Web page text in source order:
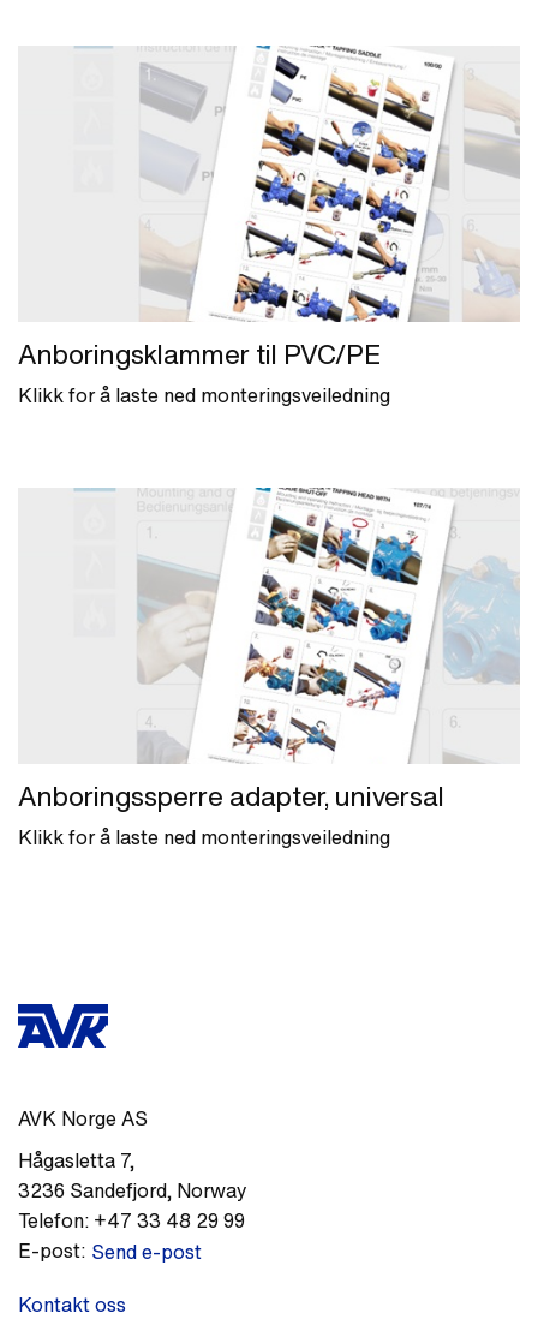
Anboringsklammer til PVC/PE
Klikk for å laste ned monteringsveiledning
Anboringssperre adapter, universal
Klikk for å laste ned monteringsveiledning
AVK Norge AS
Hågasletta 7,
3236 Sandefjord, Norway
Telefon: +47 33 48 29 99
E-post: Send e-post
Kontakt oss